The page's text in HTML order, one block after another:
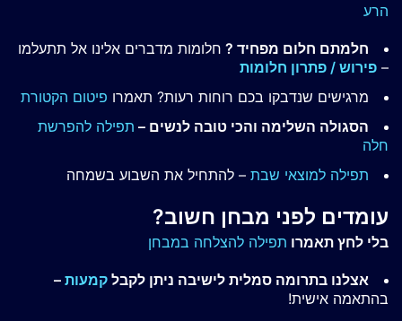
הרע
חלמתם חלום מפחיד ? חלומות מדברים אלינו אל תתעלמו
– פירוש / פתרון חלומות
מרגישים שנדבקו בכם רוחות רעות? תאמרו פיטום הקטורת
הסגולה השלימה והכי טובה לנשים – תפילה להפרשת
חלה
תפילה למוצאי שבת – להתחיל את השבוע בשמחה
עומדים לפני מבחן חשוב?
בלי לחץ תאמרו תפילה להצלחה במבחן
אצלנו בתרומה סמלית לישיבה ניתן לקבל קמעות –
בהתאמה אישית!